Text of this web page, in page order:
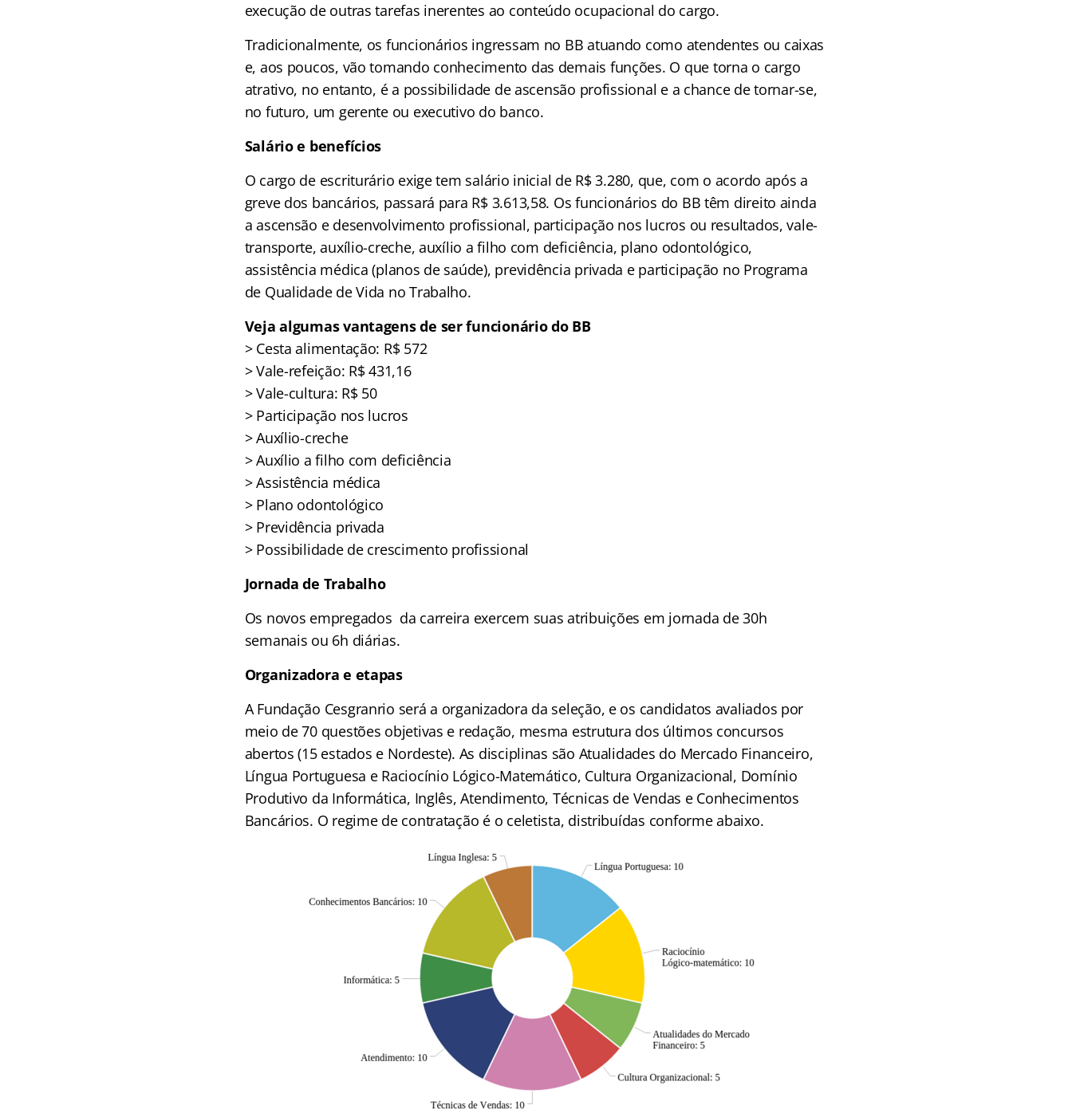
execução de outras tarefas inerentes ao conteúdo ocupacional do cargo.
Tradicionalmente, os funcionários ingressam no BB atuando como atendentes ou caixas
e, aos poucos, vão tomando conhecimento das demais funções. O que torna o cargo
atrativo, no entanto, é a possibilidade de ascensão profissional e a chance de tornar-se,
no futuro, um gerente ou executivo do banco.
Salário e benefícios
O cargo de escriturário exige tem salário inicial de R$ 3.280, que, com o acordo após a
greve dos bancários, passará para R$ 3.613,58. Os funcionários do BB têm direito ainda
a ascensão e desenvolvimento profissional, participação nos lucros ou resultados, vale-
transporte, auxílio-creche, auxílio a filho com deficiência, plano odontológico,
assistência médica (planos de saúde), previdência privada e participação no Programa
de Qualidade de Vida no Trabalho.
Veja algumas vantagens de ser funcionário do BB
> Cesta alimentação: R$ 572
> Vale-refeição: R$ 431,16
> Vale-cultura: R$ 50
> Participação nos lucros
> Auxílio-creche
> Auxílio a filho com deficiência
> Assistência médica
> Plano odontológico
> Previdência privada
> Possibilidade de crescimento profissional
Jornada de Trabalho
Os novos empregados da carreira exercem suas atribuições em jornada de 30h
semanais ou 6h diárias.
Organizadora e etapas
A Fundação Cesgranrio será a organizadora da seleção, e os candidatos avaliados por
meio de 70 questões objetivas e redação, mesma estrutura dos últimos concursos
abertos (15 estados e Nordeste). As disciplinas são Atualidades do Mercado Financeiro,
Língua Portuguesa e Raciocínio Lógico-Matemático, Cultura Organizacional, Domínio
Produtivo da Informática, Inglês, Atendimento, Técnicas de Vendas e Conhecimentos
Bancários. O regime de contratação é o celetista, distribuídas conforme abaixo.